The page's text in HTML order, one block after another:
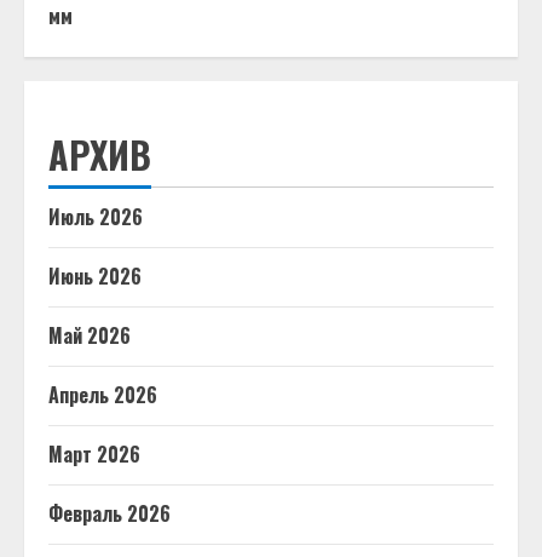
мм
АРХИВ
Июль 2026
Июнь 2026
Май 2026
Апрель 2026
Март 2026
Февраль 2026